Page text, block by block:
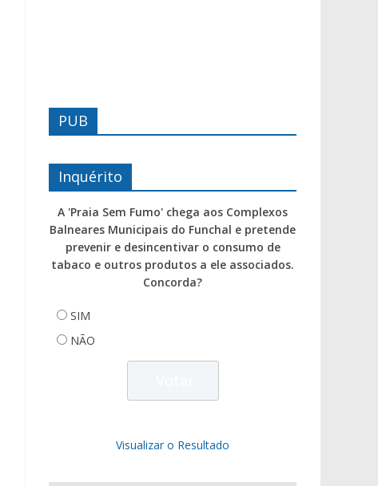
PUB
Inquérito
A 'Praia Sem Fumo' chega aos Complexos
Balneares Municipais do Funchal e pretende
prevenir e desincentivar o consumo de
tabaco e outros produtos a ele associados.
Concorda?
SIM
NÃO
Visualizar o Resultado